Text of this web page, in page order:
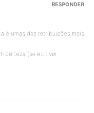
é umas das retribuições mais
certeza (se eu tiver
RESPONDER